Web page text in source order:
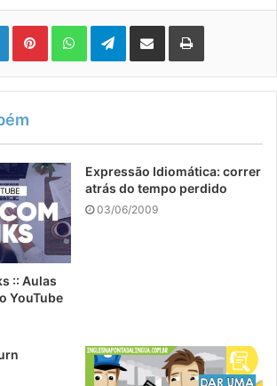
LinkedinPinterestWhatsAppTelegram
Compartilhar via e-mail Imprimir
:: Aulas
YouTube
Expressão Idiomática: correr
atrás do tempo perdido
03/06/2009